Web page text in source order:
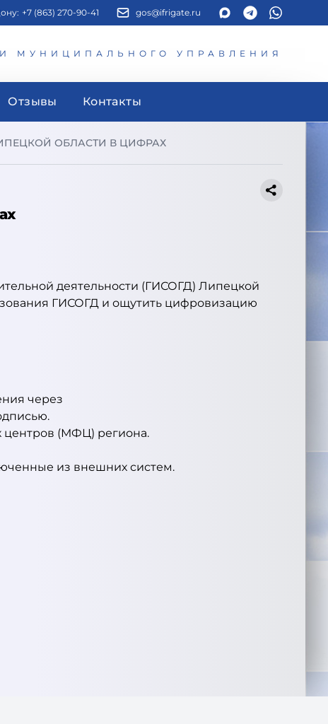
+7 (863) 270-90-41 gos@ifrigate.ru
МУНИЦИПАЛЬНОГО УПРАВЛЕНИЯ
Отзывы Контакты
ОБЛАСТИ В ЦИФРАХ
деятельности (ГИСОГД) Липецкой
ГИСОГД и ощутить цифровизацию
через
центров (МФЦ) региона.
из внешних систем.